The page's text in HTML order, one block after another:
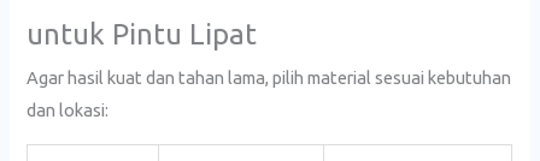
untuk Pintu Lipat
Agar hasil kuat dan tahan lama, pilih material sesuai kebutuhan
dan lokasi: